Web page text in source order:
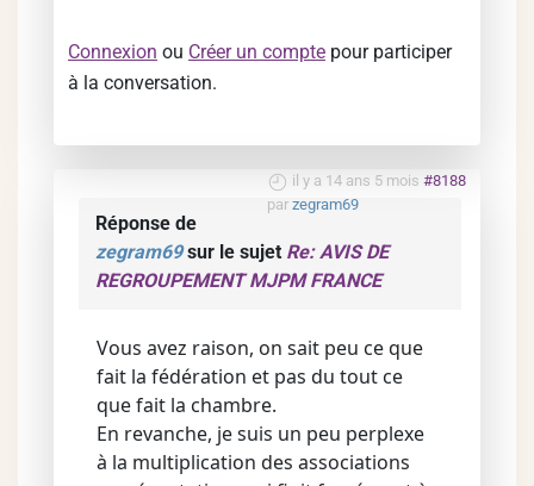
Connexion ou Créer un compte pour participer
à la conversation.
il y a 14 ans 5 mois #8188
par zegram69
Réponse de
zegram69sur le sujet Re: AVIS DE
REGROUPEMENT MJPM FRANCE
Vous avez raison, on sait peu ce que
fait la fédération et pas du tout ce
que fait la chambre.
En revanche, je suis un peu perplexe
à la multiplication des associations